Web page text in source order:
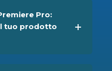
Pro:
tuo prodotto